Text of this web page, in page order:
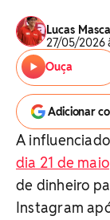
Lucas
27/05/2026
Ouça
Adicionar
A
dia 21 de maio
de dinheiro
Instagram